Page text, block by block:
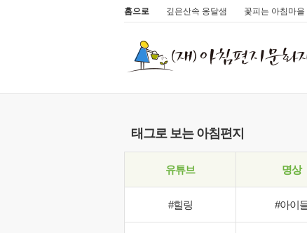
홈으로 깊은산속 옹달샘 꽃피는 아침마을
태그로 보는 아침편지
유튜브 명상
#힐링 #아이